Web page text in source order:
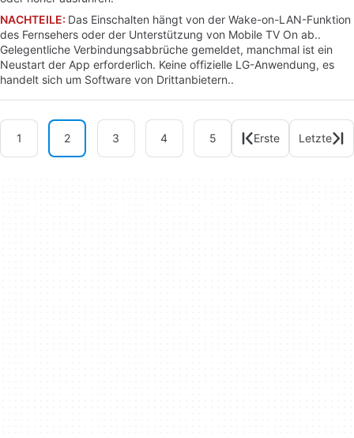
NACHTEILE: Das Einschalten hängt von der Wake-on-LAN-Funktion
des Fernsehers oder der Unterstützung von Mobile TV On ab..
Gelegentliche Verbindungsabbrüche gemeldet, manchmal ist ein
Neustart der App erforderlich. Keine offizielle LG-Anwendung, es
handelt sich um Software von Drittanbietern..
1 2 3 4 5 Erste Letzte